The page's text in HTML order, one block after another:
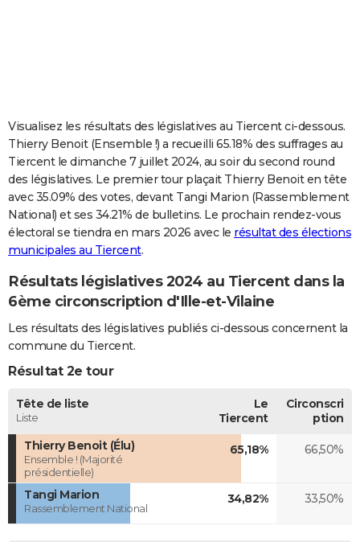
Carte de Noël
Carte Bonne année
Carte Saint-Valentin
Carte Pâques
Carte d'anniversaire
DICTIONNAIRE
Dictionnaire
Biographies
Citations
Expressions
Proverbes
PROGRAMME TV
COPAINS D'AVANT
S'inscrire
Se connecter
Lycées
Collèges
Primaires
Universités
Entreprises
Service militaire
Avis de recherche
AVIS DE DÉCÈS
FORUM
Bricolage
Lifestyle
Culture
Sport
Auto
Television
Voyage
Cinema
Visualisez les résultats des législatives au Tiercent ci-dessous.
Thierry Benoit (Ensemble !) a recueilli 65.18% des suffrages au
Tiercent le dimanche 7 juillet 2024, au soir du second round
des législatives. Le premier tour plaçait Thierry Benoit en tête
avec 35.09% des votes, devant Tangi Marion (Rassemblement
National) et ses 34.21% de bulletins. Le prochain rendez-vous
électoral se tiendra en mars 2026 avec le résultat des élections
municipales au Tiercent.
Résultats législatives 2024 au Tiercent dans la
6ème circonscription d'Ille-et-Vilaine
Les résultats des législatives publiés ci-dessous concernent la
commune du Tiercent.
Résultat 2e tour
Tête de liste
Liste
Le
Tiercent
Circonscri
ption
Thierry Benoit (Élu)
Ensemble ! (Majorité
présidentielle)
65,18% 66,50%
Tangi Marion
Rassemblement National
34,82% 33,50%